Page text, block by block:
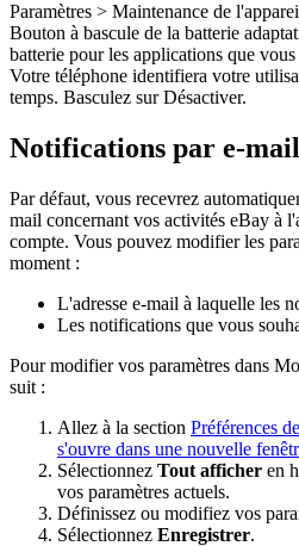
Paramètres > Maintenance de
Bouton à bascule de la batterie
batterie pour les applications que
Votre téléphone identifiera votre
temps. Basculez sur Désactiver.
Notifications par e-mail
Par défaut, vous recevrez
mail concernant vos activités eBay à
compte. Vous pouvez modifier les
moment :
L'adresse e-mail à laquelle les
Les notifications que vous
Pour modifier vos paramètres dans
suit :
Allez à la section Préférences
s'ouvre dans une nouvelle
Sélectionnez Tout afficher en
vos paramètres actuels.
Définissez ou modifiez vos
Sélectionnez Enregistrer.